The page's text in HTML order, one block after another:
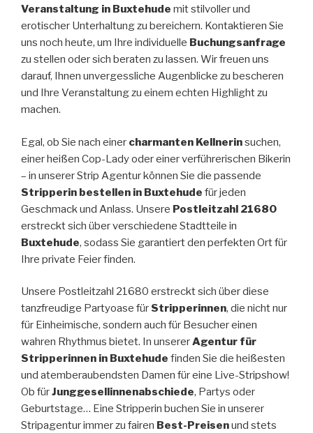
Veranstaltung in Buxtehude mit stilvoller und
erotischer Unterhaltung zu bereichern. Kontaktieren Sie
uns noch heute, um Ihre individuelle Buchungsanfrage
zu stellen oder sich beraten zu lassen. Wir freuen uns
darauf, Ihnen unvergessliche Augenblicke zu bescheren
und Ihre Veranstaltung zu einem echten Highlight zu
machen.
Egal, ob Sie nach einer charmanten Kellnerinsuchen,
einer heißen Cop-Lady oder einer verführerischen Bikerin
– in unserer Strip Agentur können Sie die passende
Stripperin bestellen in Buxtehude für jeden
Geschmack und Anlass. Unsere Postleitzahl 21680
erstreckt sich über verschiedene Stadtteile in
Buxtehude, sodass Sie garantiert den perfekten Ort für
Ihre private Feier finden.
Unsere Postleitzahl 21680 erstreckt sich über diese
tanzfreudige Partyoase für Stripperinnen, die nicht nur
für Einheimische, sondern auch für Besucher einen
wahren Rhythmus bietet. In unsererAgentur für
Stripperinnen in Buxtehude finden Sie die heißesten
und atemberaubendsten Damen für eine Live-Stripshow!
Ob fürJunggesellinnenabschiede, Partys oder
Geburtstage… Eine Stripperin buchen Sie in unserer
Stripagentur immer zu fairen Best-Preisenund stets